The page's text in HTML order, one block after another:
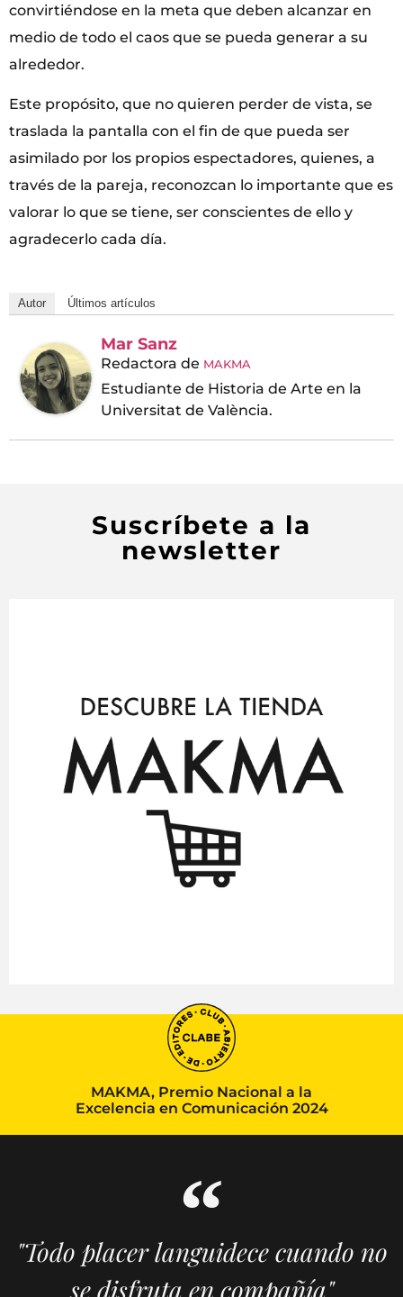
convirtiéndose en la meta que deben alcanzar en
medio de todo el caos que se pueda generar a su
alrededor.
Este propósito, que no quieren perder de vista, se
traslada la pantalla con el fin de que pueda ser
asimilado por los propios espectadores, quienes, a
través de la pareja, reconozcan lo importante que es
valorar lo que se tiene, ser conscientes de ello y
agradecerlo cada día.
Autor Últimos artículos
Mar Sanz
Redactora de MAKMA
Estudiante de Historia de Arte en la
Universitat de València.
Suscríbete a la
newsletter
MAKMA, Premio Nacional a la
Excelencia en Comunicación 2024
"Todo placer languidece cuando no
se disfruta en compañía"